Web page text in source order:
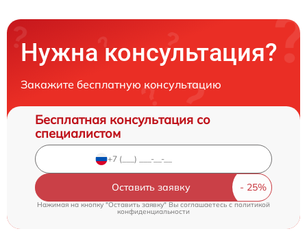
Нужна консультация?
Закажите бесплатную консультацию
Бесплатная консультация со
специалистом
Оставить заявку
Нажимая на кнопку "Оставить заявку" Вы соглашаетесь cполитикой
конфиденциальности